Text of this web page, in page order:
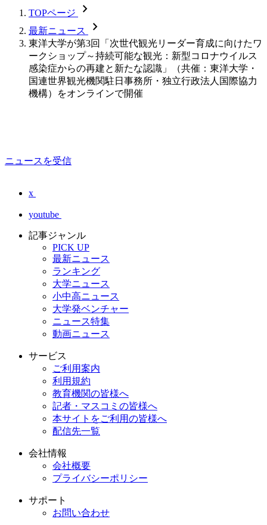
TOPページ chevron_forward
最新ニュース chevron_forward
東洋大学が第3回「次世代観光リーダー育成に向けたワ
ークショップ～持続可能な観光：新型コロナウイルス
感染症からの再建と新たな認識」（共催：東洋大学・
国連世界観光機関駐日事務所・独立行政法人国際協力
機構）をオンラインで開催
ニュースを受信
x
youtube
記事ジャンル
PICK UP
最新ニュース
ランキング
大学ニュース
小中高ニュース
大学発ベンチャー
ニュース特集
動画ニュース
サービス
ご利用案内
利用規約
教育機関の皆様へ
記者・マスコミの皆様へ
本サイトをご利用の皆様へ
配信先一覧
会社情報
会社概要
プライバシーポリシー
サポート
お問い合わせ